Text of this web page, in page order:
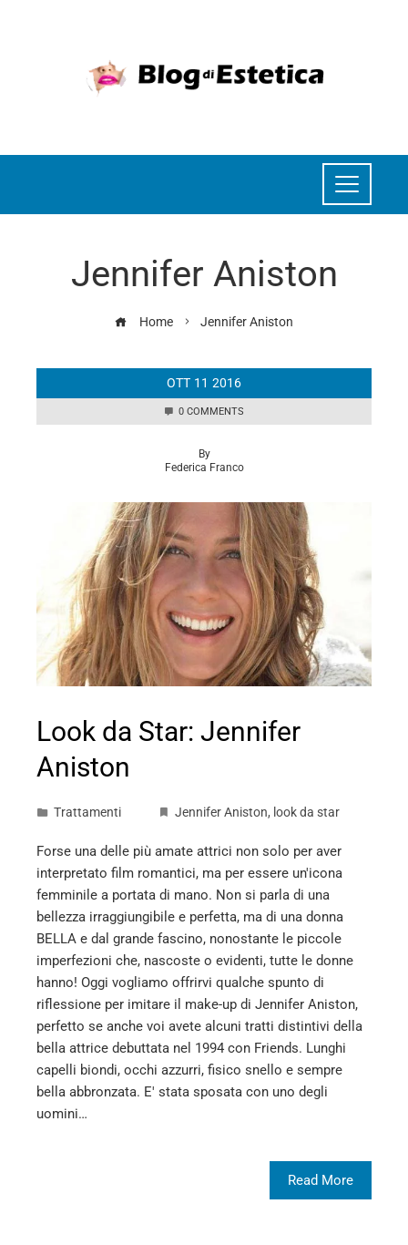
Jennifer Aniston
Home Jennifer Aniston
OTT 11 2016
0 COMMENTS
By
Federica Franco
Look da Star: Jennifer
Aniston
Trattamenti Jennifer Aniston, look da star
Forse una delle più amate attrici non solo per aver
interpretato film romantici, ma per essere un'icona
femminile a portata di mano. Non si parla di una
bellezza irraggiungibile e perfetta, ma di una donna
BELLA e dal grande fascino, nonostante le piccole
imperfezioni che, nascoste o evidenti, tutte le donne
hanno! Oggi vogliamo offrirvi qualche spunto di
riflessione per imitare il make-up di Jennifer Aniston,
perfetto se anche voi avete alcuni tratti distintivi della
bella attrice debuttata nel 1994 con Friends. Lunghi
capelli biondi, occhi azzurri, fisico snello e sempre
bella abbronzata. E' stata sposata con uno degli
uomini…
Read More